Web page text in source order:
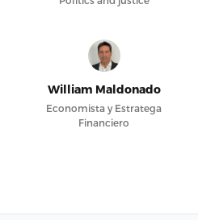
William Maldonado
Economista y Estratega
Financiero